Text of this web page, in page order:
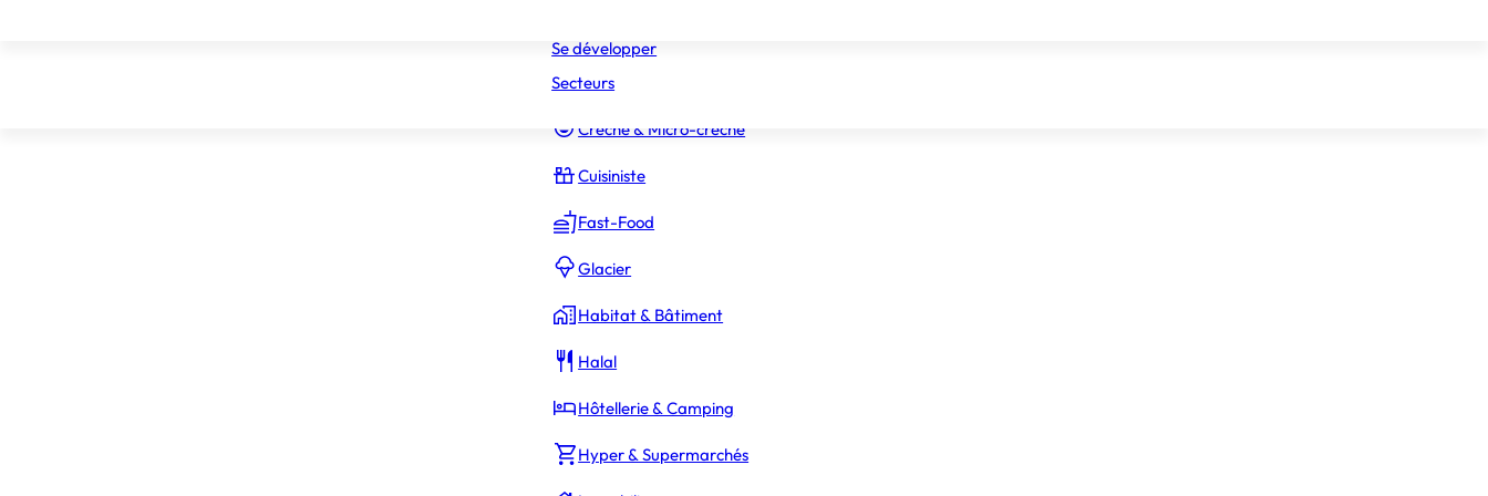
Constructeur Piscines & Spas
Crèche & Micro-crèche
Cuisiniste
Fast-Food
Glacier
Habitat & Bâtiment
Halal
Hôtellerie & Camping
Hyper & Supermarchés
Se développer
Secteurs